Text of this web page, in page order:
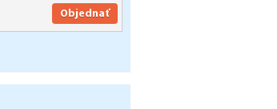
Objednať